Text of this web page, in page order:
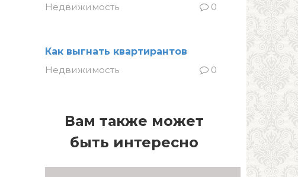
Недвижимость
0
Как выгнать квартирантов
Недвижимость
0
Вам также может
быть интересно